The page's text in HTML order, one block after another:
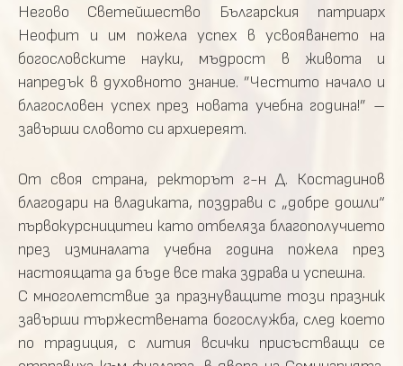
Негово Светейшество Българския патриарх
Неофит и им пожела успех в усвояването на
богословските науки, мъдрост в живота и
напредък в духовното знание. ”Честито начало и
благословен успех през новата учебна година!” –
завърши словото си архиереят.
От своя страна, ректорът г-н Д. Костадинов
благодари на владиката, поздрави с „добре дошли“
първокурсницитеи като отбеляза благополучието
през изминалата учебна година пожела през
настоящата да бъде все така здрава и успешна.
С многолетствие за празнуващите този празник
завърши тържествената богослужба, след което
по традиция, с лития всички присъстващи се